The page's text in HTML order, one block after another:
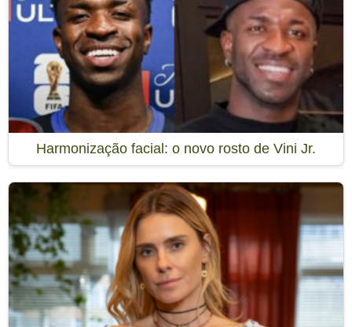
Harmonização facial: o novo rosto de Vini Jr.